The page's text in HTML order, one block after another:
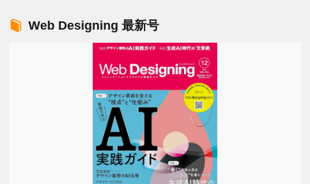
Web Designing 最新号